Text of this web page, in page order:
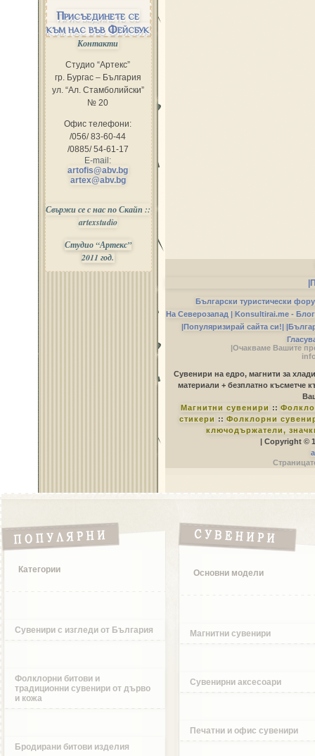
Присъединете се
към нас във Фейсбук
Контакти
Студио “Артекс”
гр. Бургас – България
ул. “Ал. Стамболийски”
№ 20
Офис телефони:
/056/ 83-60-44
/0885/ 54-61-17
E-mail:
artofis@abv.bg
artex@abv.bg
Свържи се с нас по Скайп ::
artexstudio
Студио “Артекс”
2011 год.
Български туристически
На Северозапад | Konsultirai.me -
|Популяризирай сайта си!|
|Очакваме Вашите
Сувенири на едро, магнити за
материали + безплатно късметче
Магнитни сувенири ::
стикери :: Фолклорни
ключодържатели,
| Copyright ©
Категории
Сувенири с изгледи от България
Фолклорни битови и
традиционни сувенири от дърво
и кожа
Бродирани битови изделия
Основни модели
Магнитни сувенири
Сувенирни аксесоари
Печатни и офис сувенири